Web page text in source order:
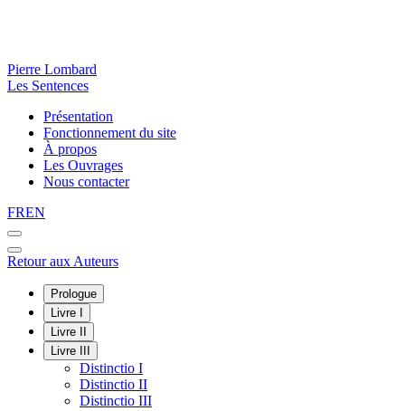
Pierre Lombard
Les Sentences
Présentation
Fonctionnement du site
À propos
Les Ouvrages
Nous contacter
FREN
Retour aux Auteurs
Prologue
Livre I
Livre II
Livre III
Distinctio I
Distinctio II
Distinctio III